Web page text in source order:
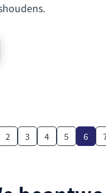
2 3 4 5 6